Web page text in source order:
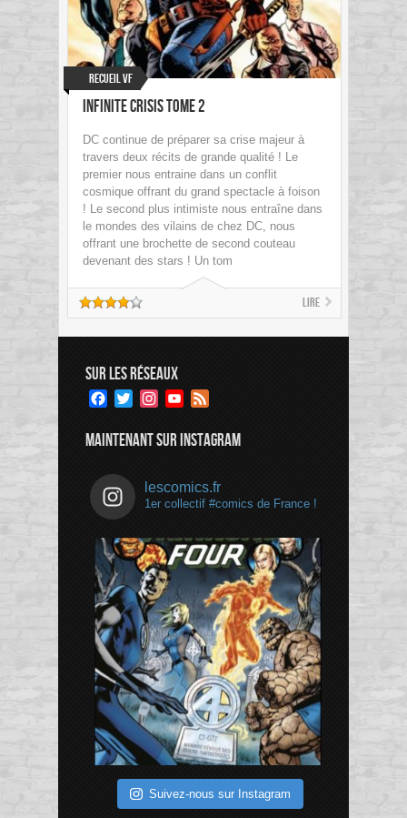
Recueil VF
Infinite Crisis Tome 2
DC continue de préparer sa crise majeur à
travers deux récits de grande qualité ! Le
premier nous entraine dans un conflit
cosmique offrant du grand spectacle à foison
! Le second plus intimiste nous entraîne dans
le mondes des vilains de chez DC, nous
offrant une brochette de second couteau
devenant des stars ! Un tom
Lire
SUR LES RÉSEAUX
Facebook
TwitterInstagramYouTube
MAINTENANT SUR INSTAGRAM
lescomics.fr
1er collectif #comics de France !
Suivez-nous sur Instagram